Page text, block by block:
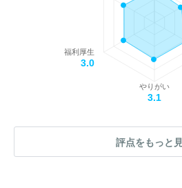
やりがい
3.1
福利厚生
3.0
評点をもっと